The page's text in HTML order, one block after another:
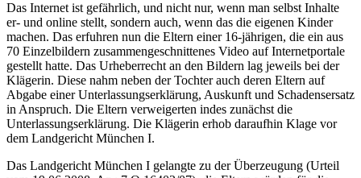
Das Internet ist gefährlich, und nicht nur, wenn man selbst Inhalte
er- und online stellt, sondern auch, wenn das die eigenen Kinder
machen. Das erfuhren nun die Eltern einer 16-jährigen, die ein aus
70 Einzelbildern zusammengeschnittenes Video auf Internetportale
gestellt hatte. Das Urheberrecht an den Bildern lag jeweils bei der
Klägerin. Diese nahm neben der Tochter auch deren Eltern auf
Abgabe einer Unterlassungserklärung, Auskunft und Schadensersatz
in Anspruch. Die Eltern verweigerten indes zunächst die
Unterlassungserklärung. Die Klägerin erhob daraufhin Klage vor
dem Landgericht München I.
Das Landgericht München I gelangte zu der Überzeugung (Urteil